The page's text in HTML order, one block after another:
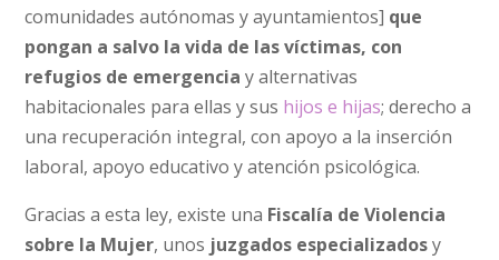
comunidades autónomas y ayuntamientos] que
pongan a salvo la vida de las víctimas, con
refugios de emergencia y alternativas
habitacionales para ellas y sus hijos e hijas; derecho a
una recuperación integral, con apoyo a la inserción
laboral, apoyo educativo y atención psicológica.
Gracias a esta ley, existe una Fiscalía de Violencia
sobre la Mujer, unos juzgados especializadosy